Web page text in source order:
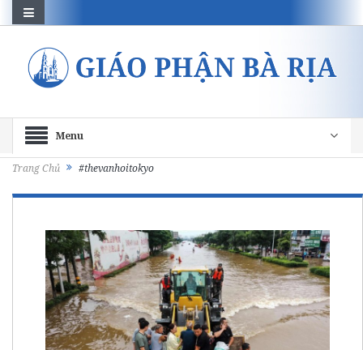
Menu
Trang Chủ #thevanhoitokyo